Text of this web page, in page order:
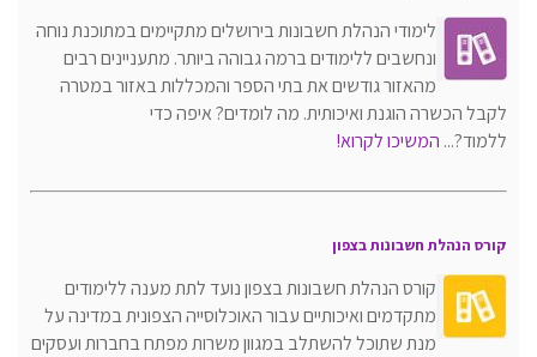
לימודי הנהלת חשבונות בירושלים מתקיימים במתוכנת נוחה
ונחשבים ללימודים ברמה גבוהה ביותר. מתעניינים רבים
מהאזור גודשים את בתי הספר והמכללות באזור במטרה
לקבל הכשרה הוגנת ואיכותית. מה לומדים? איפה כדי
ללמוד?... המשיכו לקרוא!
קורס הנהלת חשבונות בצפון
קורס הנהלת חשבונות בצפון נועד לתת מענה ללימודים
מתקדמים ואיכותיים עבור האוכלוסייה הצפונית במדינה על
מנת שתוכל להשתלב במגוון משרות מפתח בחברות ועסקים